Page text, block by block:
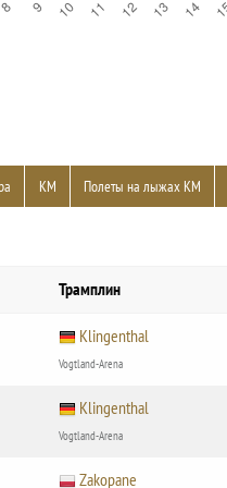
КМ Полеты на лыжах КМ
Трамплин
Klingenthal
Vogtland-Arena
Klingenthal
Vogtland-Arena
Zakopane